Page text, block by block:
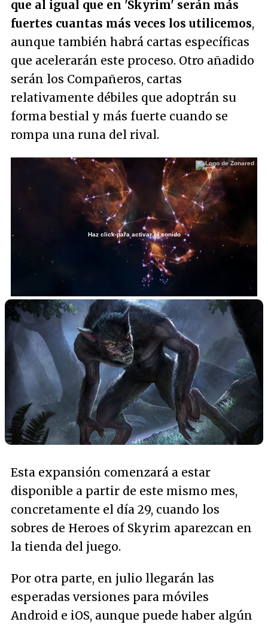
que al igual que en 'Skyrim' serán más
fuertes cuantas más veces los utilicemos,
aunque también habrá cartas específicas
que acelerarán este proceso. Otro añadido
serán los Compañeros, cartas
relativamente débiles que adoptrán su
forma bestial y más fuerte cuando se
rompa una runa del rival.
Haz click para activar el sonido
Esta expansión comenzará a estar
disponible a partir de este mismo mes,
concretamente el día 29, cuando los
sobres de Heroes of Skyrim aparezcan en
la tienda del juego.
Por otra parte, en julio llegarán las
esperadas versiones para móviles
Android e iOS, aunque puede haber algún